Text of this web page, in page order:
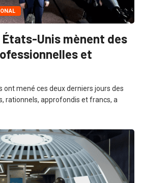
États-Unis mènent des
et
ont mené ces deux derniers jours des
rationnels, approfondis et francs, a